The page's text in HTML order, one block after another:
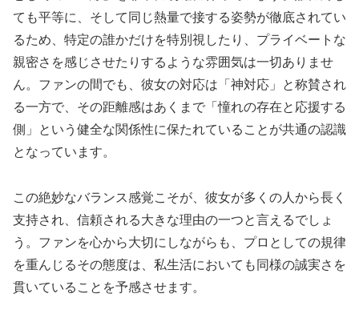
ても平等に、そして同じ熱量で接する姿勢が徹底されてい
るため、特定の誰かだけを特別視したり、プライベートな
親密さを感じさせたりするような雰囲気は一切ありませ
ん。ファンの間でも、彼女の対応は「神対応」と称賛され
る一方で、その距離感はあくまで「憧れの存在と応援する
側」という健全な関係性に保たれていることが共通の認識
となっています。
この絶妙なバランス感覚こそが、彼女が多くの人から長く
支持され、信頼される大きな理由の一つと言えるでしょ
う。ファンを心から大切にしながらも、プロとしての規律
を重んじるその態度は、私生活においても同様の誠実さを
貫いていることを予感させます。